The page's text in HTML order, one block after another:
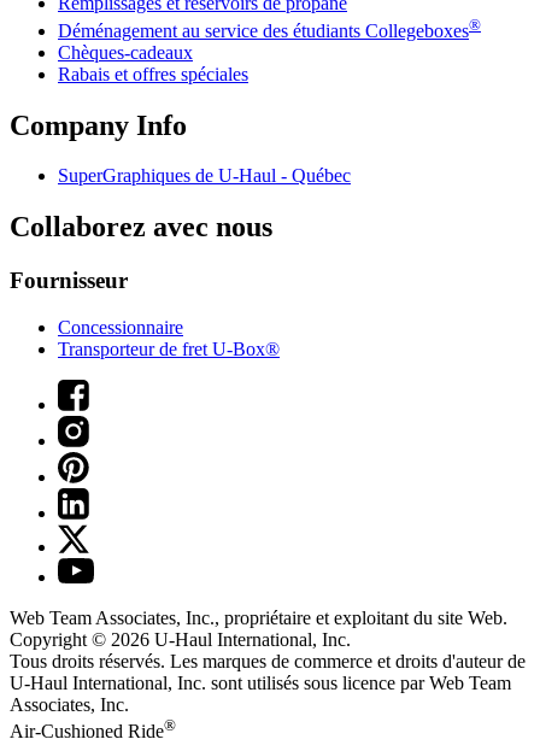
Déménagement au service des étudiants Collegeboxes®
Chèques-cadeaux
Rabais et offres spéciales
Company Info
SuperGraphiques de U-Haul - Québec
Collaborez avec nous
Fournisseur
Concessionnaire
Transporteur de fret U-Box®
Web Team Associates, Inc., propriétaire et exploitant du site Web.
Copyright © 2026 U-Haul International, Inc.
Tous droits réservés. Les marques de commerce et droits d'auteur de
U-Haul International, Inc. sont utilisés sous licence par Web Team
Associates, Inc.
Air-Cushioned Ride®